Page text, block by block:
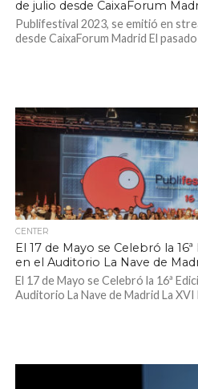
de julio desde CaixaForum
Publifestival 2023, se emitió en
desde CaixaForum Madrid El
CENTER
El 17 de Mayo se Celebró la
en el Auditorio La Nave de
El 17 de Mayo se Celebró la 16ª
Auditorio La Nave de Madrid La XVI